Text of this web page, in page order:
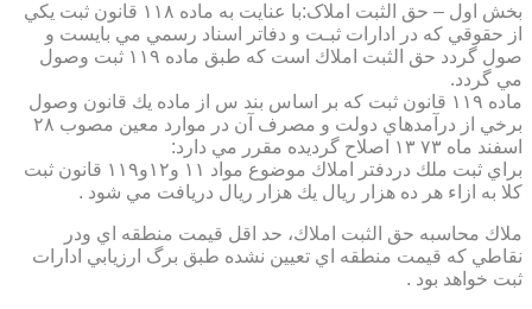
بخش اول – حق الثبت املاک:با عنايت به ماده ۱۱۸ قانون ثبت يكي
از حقوقي كه در ادارات ثبـت و دفاتر اسناد رسمي مي بايست و
صول گردد حق الثبت املاك است كه طبق ماده ۱۱۹ ثبت وصول
مي گردد.
ماده ۱۱۹ قانون ثبت كه بر اساس بند س از ماده يك قانون وصول
برخي از درآمدهاي دولت و مصرف آن در موارد معين مصوب ۲۸
اسفند ماه ۷۳ ۱۳ اصلاح گرديده مقرر مي دارد:
براي ثبت ملك دردفتر املاك موضوع مواد ۱۱ و۱۲و۱۱۹ قانون ثبت
كلا به ازاء هر ده هزار ريال يك هزار ريال دريافت مي شود .
ملاك محاسبه حق الثبت املاك، حد اقل قيمت منطقه اي ودر
نقاطي كه قيمت منطقه اي تعيين نشده طبق برگ ارزيابي ادارات
ثبت خواهد بود .